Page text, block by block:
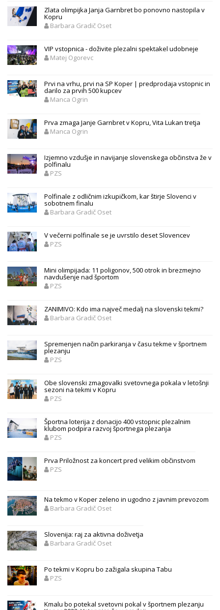
Zlata olimpijka Janja Garnbret bo ponovno nastopila v
Kopru
Barbara Gradič Oset
VIP vstopnica - doživite plezalni spektakel udobneje
Matej Ogorevc
Prvi na vrhu, prvi na SP Koper | predprodaja vstopnic in
darilo za prvih 500 kupcev
Manca Ogrin
Prva zmaga Janje Garnbret v Kopru, Vita Lukan tretja
Manca Ogrin
Izjemno vzdušje in navijanje slovenskega občinstva že v
polfinalu
PZS
Polfinale z odličnim izkupičkom, kar štirje Slovenci v
sobotnem finalu
Barbara Gradič Oset
V večerni polfinale se je uvrstilo deset Slovencev
PZS
Mini olimpijada: 11 poligonov, 500 otrok in brezmejno
navdušenje nad športom
PZS
ZANIMIVO: Kdo ima največ medalj na slovenski tekmi?
Barbara Gradič Oset
Spremenjen način parkiranja v času tekme v športnem
plezanju
PZS
Obe slovenski zmagovalki svetovnega pokala v letošnji
sezoni na tekmi v Kopru
PZS
Športna loterija z donacijo 400 vstopnic plezalnim
klubom podpira razvoj športnega plezanja
PZS
Prva Priložnost za koncert pred velikim občinstvom
PZS
Na tekmo v Koper zeleno in ugodno z javnim prevozom
Barbara Gradič Oset
Slovenija: raj za aktivna doživetja
Barbara Gradič Oset
Po tekmi v Kopru bo zažigala skupina Tabu
PZS
Kmalu bo potekal svetovni pokal v športnem plezanju